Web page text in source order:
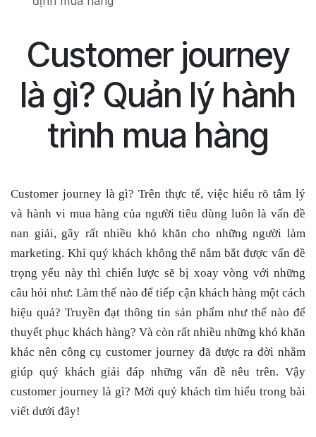
Customer journey
là gì? Quản lý hành
trình mua hàng
Customer journey là gì? Trên thực tế, việc hiểu rõ tâm lý
và hành vi mua hàng của người tiêu dùng luôn là vấn đề
nan giải, gây rất nhiều khó khăn cho những người làm
marketing. Khi quý khách không thể nắm bắt được vấn đề
trọng yếu này thì chiến lược sẽ bị xoay vòng với những
câu hỏi như: Làm thế nào để tiếp cận khách hàng một cách
hiệu quả? Truyền đạt thông tin sản phẩm như thế nào để
thuyết phục khách hàng? Và còn rất nhiều những khó khăn
khác nên công cụ customer journey đã được ra đời nhằm
giúp quý khách giải đáp những vấn đề nêu trên. Vậy
customer journey là gì? Mời quý khách tìm hiểu trong bài
viết dưới đây!